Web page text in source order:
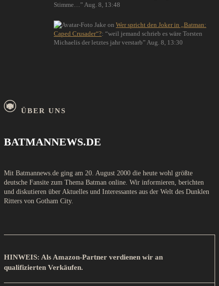
Stimme… ” Aug. 8, 13:48
Jake on Wer spricht den Joker in „Batman:
Caped Crusader“?: “weil jemand schrieb es wäre Torsten
Michaelis der letztes jahr verstarb” Aug. 8, 13:30
ÜBER UNS
BATMANNEWS.DE
Mit Batmannews.de ging am 20. August 2000 die heute wohl größte
deutsche Fansite zum Thema Batman online. Wir informieren, berichten
und diskutieren über Aktuelles und Interessantes aus der Welt des Dunklen
Ritters von Gotham City.
HINWEIS: Als Amazon-Partner verdienen wir an
qualifizierten Verkäufen.